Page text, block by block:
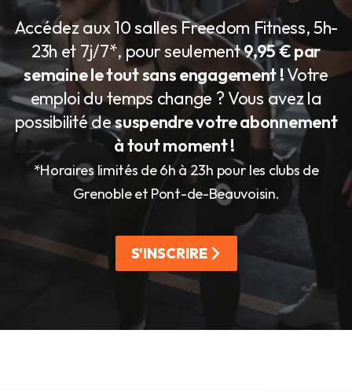
Accédez aux 10 salles Freedom Fitness, 5h-
23h et 7j/7*, pour seulement9,95 € par
semaine le tout sans engagement !Votre
emploi du temps change ? Vous avez la
possibilité desuspendre votre abonnement
à tout moment !
*Horaires limités de 6h à 23h pour les clubs de
Grenoble et Pont-de-Beauvoisin.
S'INSCRIRE